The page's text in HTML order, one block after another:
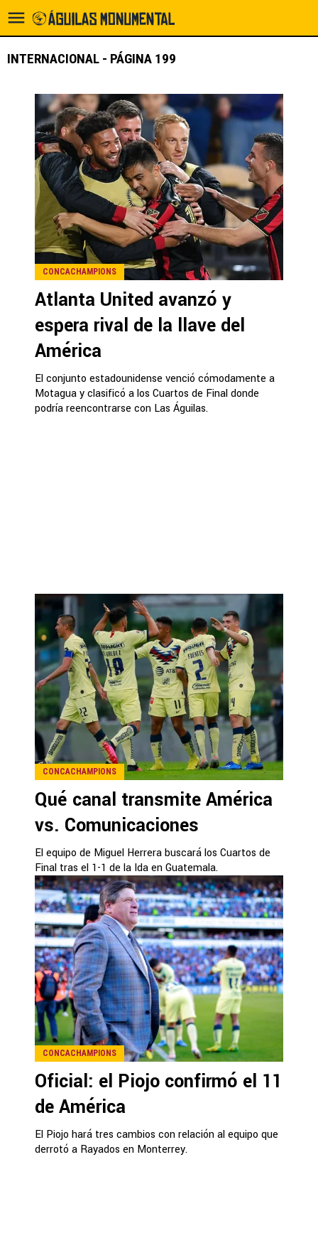
INTERNACIONAL - PÁGINA 199
CONCACHAMPIONS
Atlanta United avanzó y
espera rival de la llave del
América
El conjunto estadounidense venció cómodamente a
Motagua y clasificó a los Cuartos de Final donde
podría reencontrarse con Las Águilas.
CONCACHAMPIONS
Qué canal transmite América
vs. Comunicaciones
El equipo de Miguel Herrera buscará los Cuartos de
Final tras el 1-1 de la Ida en Guatemala.
CONCACHAMPIONS
Oficial: el Piojo confirmó el 11
de América
El Piojo hará tres cambios con relación al equipo que
derrotó a Rayados en Monterrey.